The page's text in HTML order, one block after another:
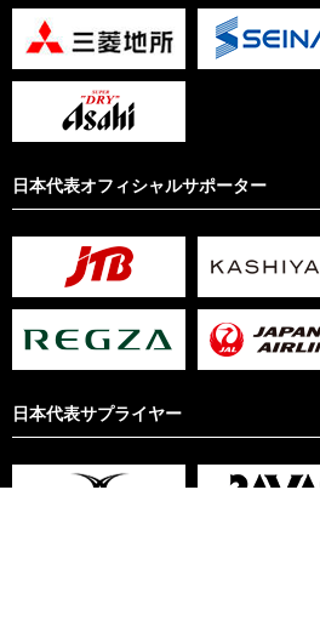
日本代表オフィシャルサポーター
日本代表サプライヤー